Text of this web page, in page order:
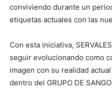
conviviendo durante un
etiquetas actuales con las
Con esta iniciativa,
seguir evolucionando como
imagen con su realidad
dentro del GRUPO DE